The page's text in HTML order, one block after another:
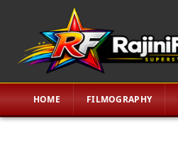
HOME FILMOGRAPHY